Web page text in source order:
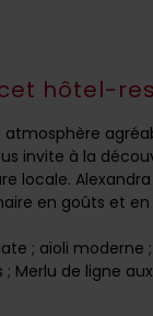
hôtel-
atmosphère
invite à la
locale.
en goûts et en
; aïoli
Merlu de ligne